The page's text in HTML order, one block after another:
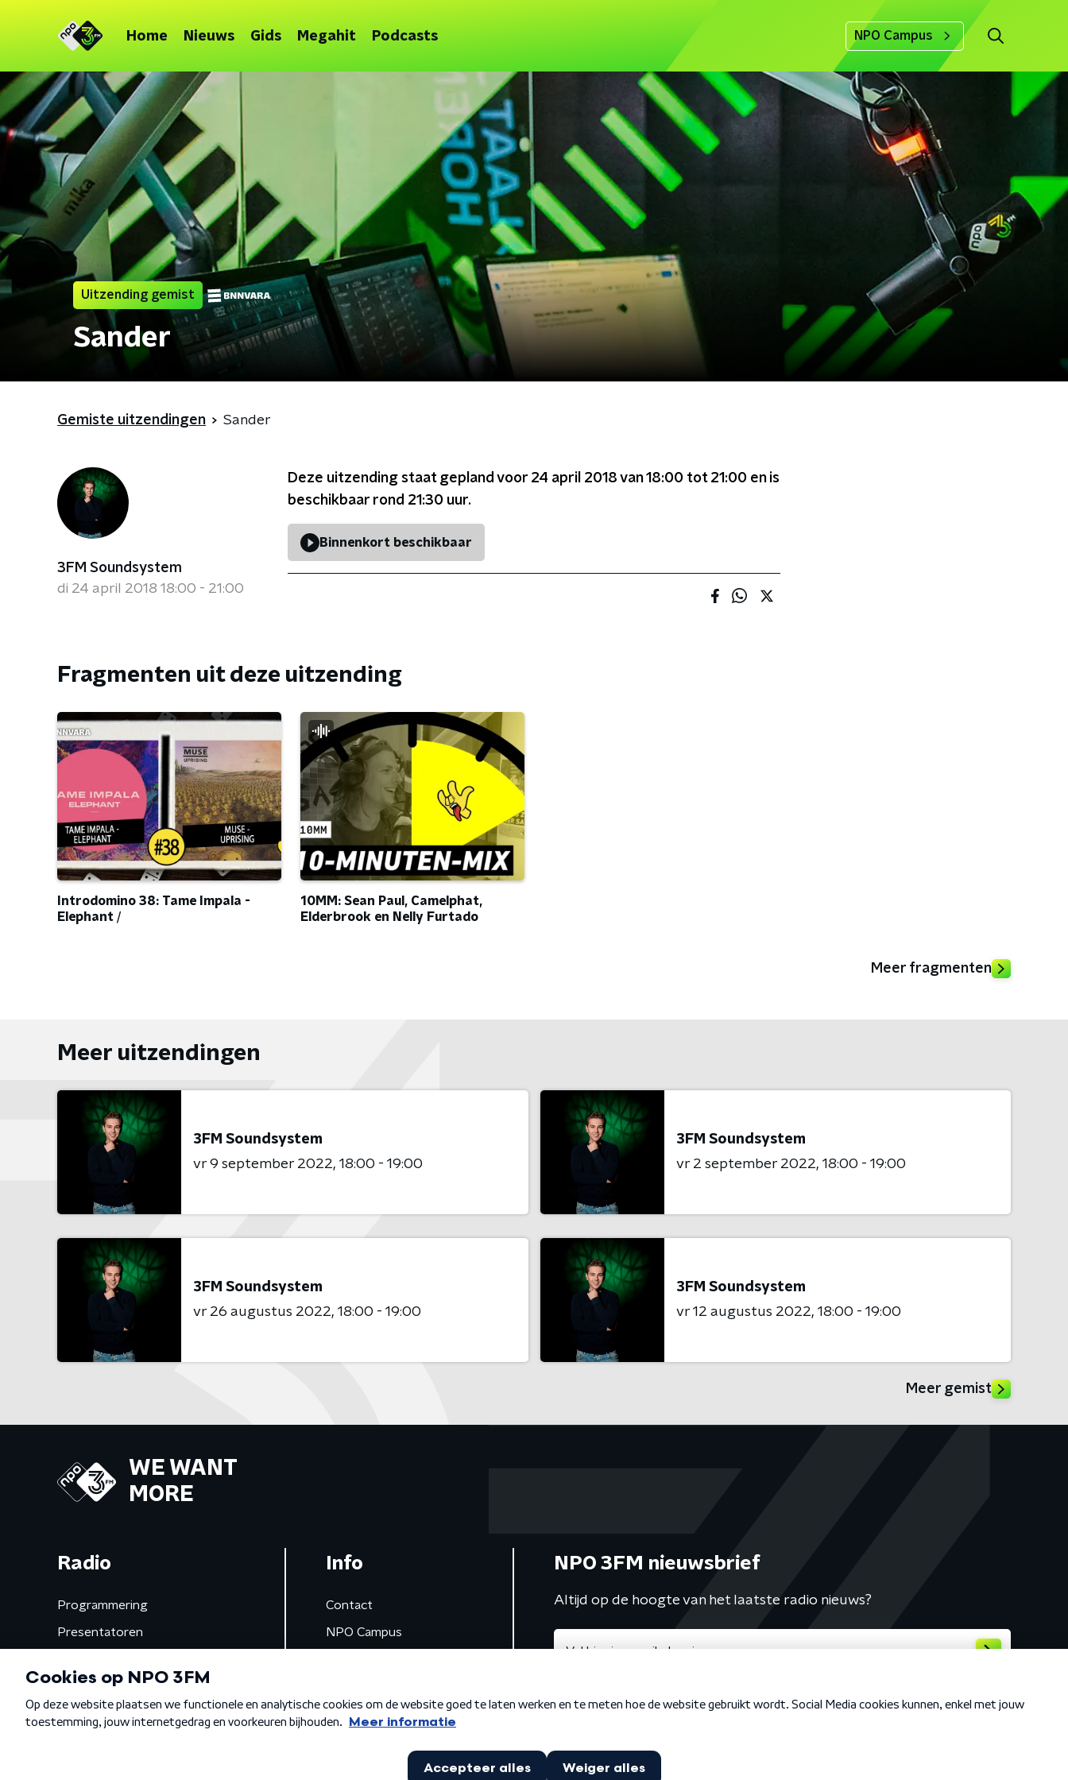
Home Nieuws Gids Megahit Podcasts NPO Campus
Uitzending gemist
Sander
Gemiste uitzendingen Sander
3FM Soundsystem
di 24 april 2018 18:00 - 21:00
Deze uitzending staat gepland voor 24 april 2018 van 18:00 tot 21:00 en is
beschikbaar rond 21:30 uur.
Binnenkort beschikbaar
Fragmenten uit deze uitzending
Introdomino 38: Tame Impala -
Elephant /
10MM: Sean Paul, Camelphat,
Elderbrook en Nelly Furtado
Meer fragmenten
Meer uitzendingen
3FM Soundsystem
vr 9 september 2022 18:00 - 19:00
3FM Soundsystem
vr 2 september 2022 18:00 - 19:00
3FM Soundsystem
vr 26 augustus 2022 18:00 - 19:00
3FM Soundsystem
vr 12 augustus 2022 18:00 - 19:00
Meer gemist
WE WANT
MORE
Radio
Programmering
Presentatoren
Gemist
Info
Contact
NPO Campus
NPO 3FM nieuwsbrief
Altijd op de hoogte van het laatste radio nieuws?
Algemene voorwaarden Privacybeleid